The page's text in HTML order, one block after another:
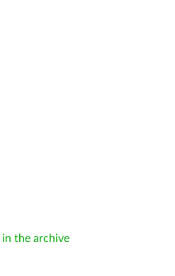
in the archive